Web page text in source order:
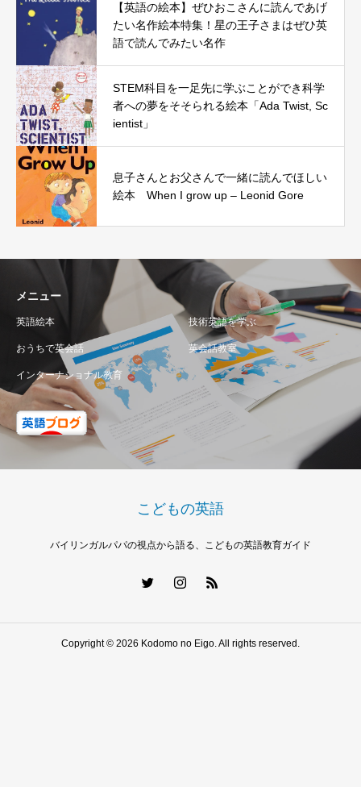
【英語の絵本】ぜひおこさんに読んであげ
たい名作絵本特集！星の王子さまはぜひ英
語で読んでみたい名作
STEM科目を一足先に学ぶことができ科学
者への夢をそそられる絵本「Ada Twist, Sc
ientist」
息子さんとお父さんで一緒に読んでほしい
絵本 When I grow up – Leonid Gore
メニュー
英語絵本 技術英語を学ぶ
おうちで英会話 英会話教室
インターナショナル教育
こどもの英語
バイリンガルパパの視点から語る、こどもの英語教育ガイド
Copyright © 2026 Kodomo no Eigo. All rights reserved.